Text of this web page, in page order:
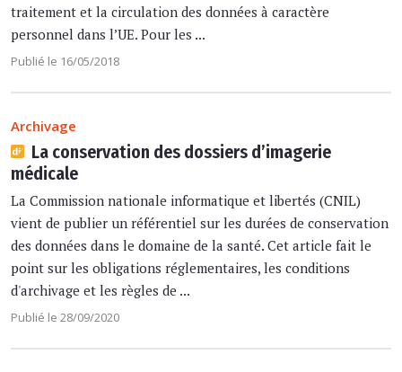
traitement et la circulation des données à caractère
personnel dans l’UE. Pour les ...
Publié le 16/05/2018
Archivage
La conservation des dossiers d’imagerie
médicale
La Commission nationale informatique et libertés (CNIL)
vient de publier un référentiel sur les durées de conservation
des données dans le domaine de la santé. Cet article fait le
point sur les obligations réglementaires, les conditions
d'archivage et les règles de ...
Publié le 28/09/2020